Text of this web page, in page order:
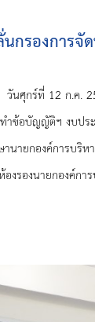
กรองการ
ยบุญชู จันทร์สุ
ำข้อบัญญัติฯ งบป
นายกองค์การบริ
งรองนายกองค์ก